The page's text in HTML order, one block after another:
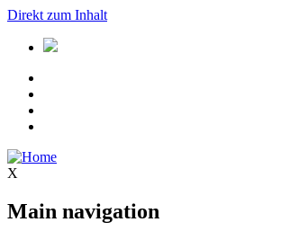
Direkt zum Inhalt
X
Main navigation